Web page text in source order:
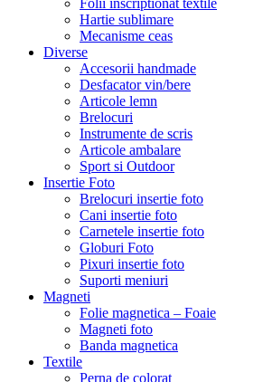
Folii inscriptionat textile
Hartie sublimare
Mecanisme ceas
Diverse
Accesorii handmade
Desfacator vin/bere
Articole lemn
Brelocuri
Instrumente de scris
Articole ambalare
Sport si Outdoor
Insertie Foto
Brelocuri insertie foto
Cani insertie foto
Carnetele insertie foto
Globuri Foto
Pixuri insertie foto
Suporti meniuri
Magneti
Folie magnetica – Foaie
Magneti foto
Banda magnetica
Textile
Perna de colorat